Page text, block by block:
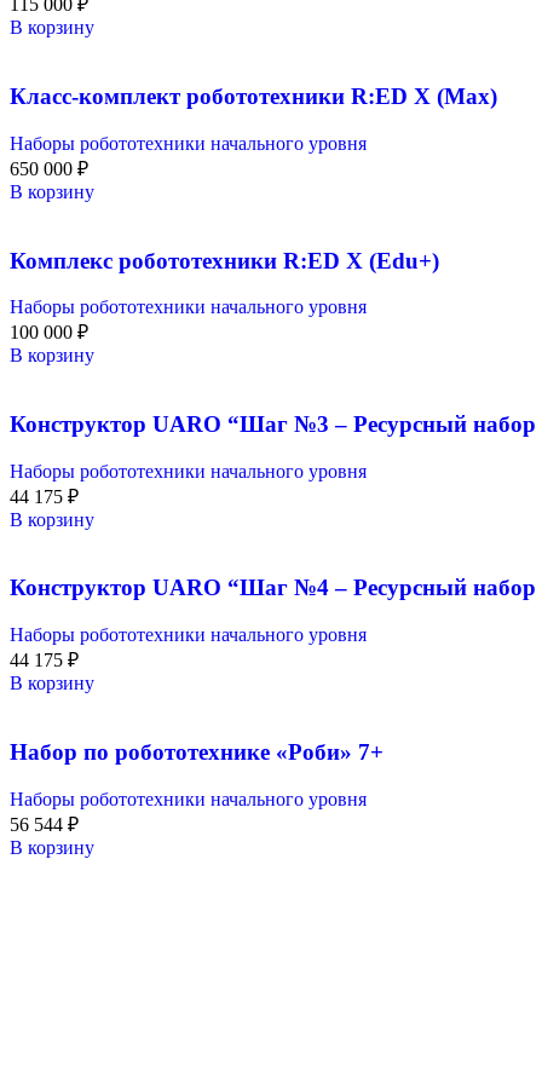
115 000 ₽
В корзину
Класс-комплект робототехники R:ED X (Max)
Наборы робототехники начального уровня
650 000 ₽
В корзину
Комплекс робототехники R:ED X (Edu+)
Наборы робототехники начального уровня
100 000 ₽
В корзину
Конструктор UARO “Шаг №3 – Ресурсный набор
Наборы робототехники начального уровня
44 175 ₽
В корзину
Конструктор UARO “Шаг №4 – Ресурсный набор
Наборы робототехники начального уровня
44 175 ₽
В корзину
Набор по робототехнике «Роби» 7+
Наборы робототехники начального уровня
56 544 ₽
В корзину